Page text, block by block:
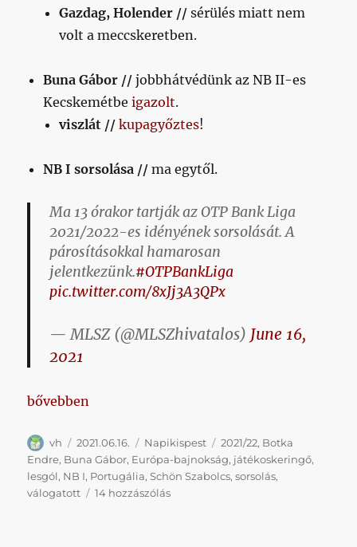
Gazdag, Holender // sérülés miatt nem
volt a meccskeretben.
Buna Gábor // jobbhátvédünk az NB II-es
Kecskemétbeigazolt.
viszlát // kupagyőztes!
NB I sorsolása // ma egytől.
Ma 13 órakor tartják az OTP Bank Liga
2021/2022-es idényének sorsolását. A
párosításokkal hamarosan
jelentkezünk.#OTPBankLiga
pic.twitter.com/8xJj3A3QPx
— MLSZ (@MLSZhivatalos) June 16,
2021
„Napikispest 2021.06.15.”
bővebben
Szerző
vh Közzétéve
2021.06.16. Kategória
Napikispest Címke
2021/22, Botka
Endre, Buna Gábor, Európa-bajnokság, játékoskeringő,
lesgól, NB I, Portugália,Schön Szabolcs,sorsolás,
válogatott
14 hozzászólásNapikispest